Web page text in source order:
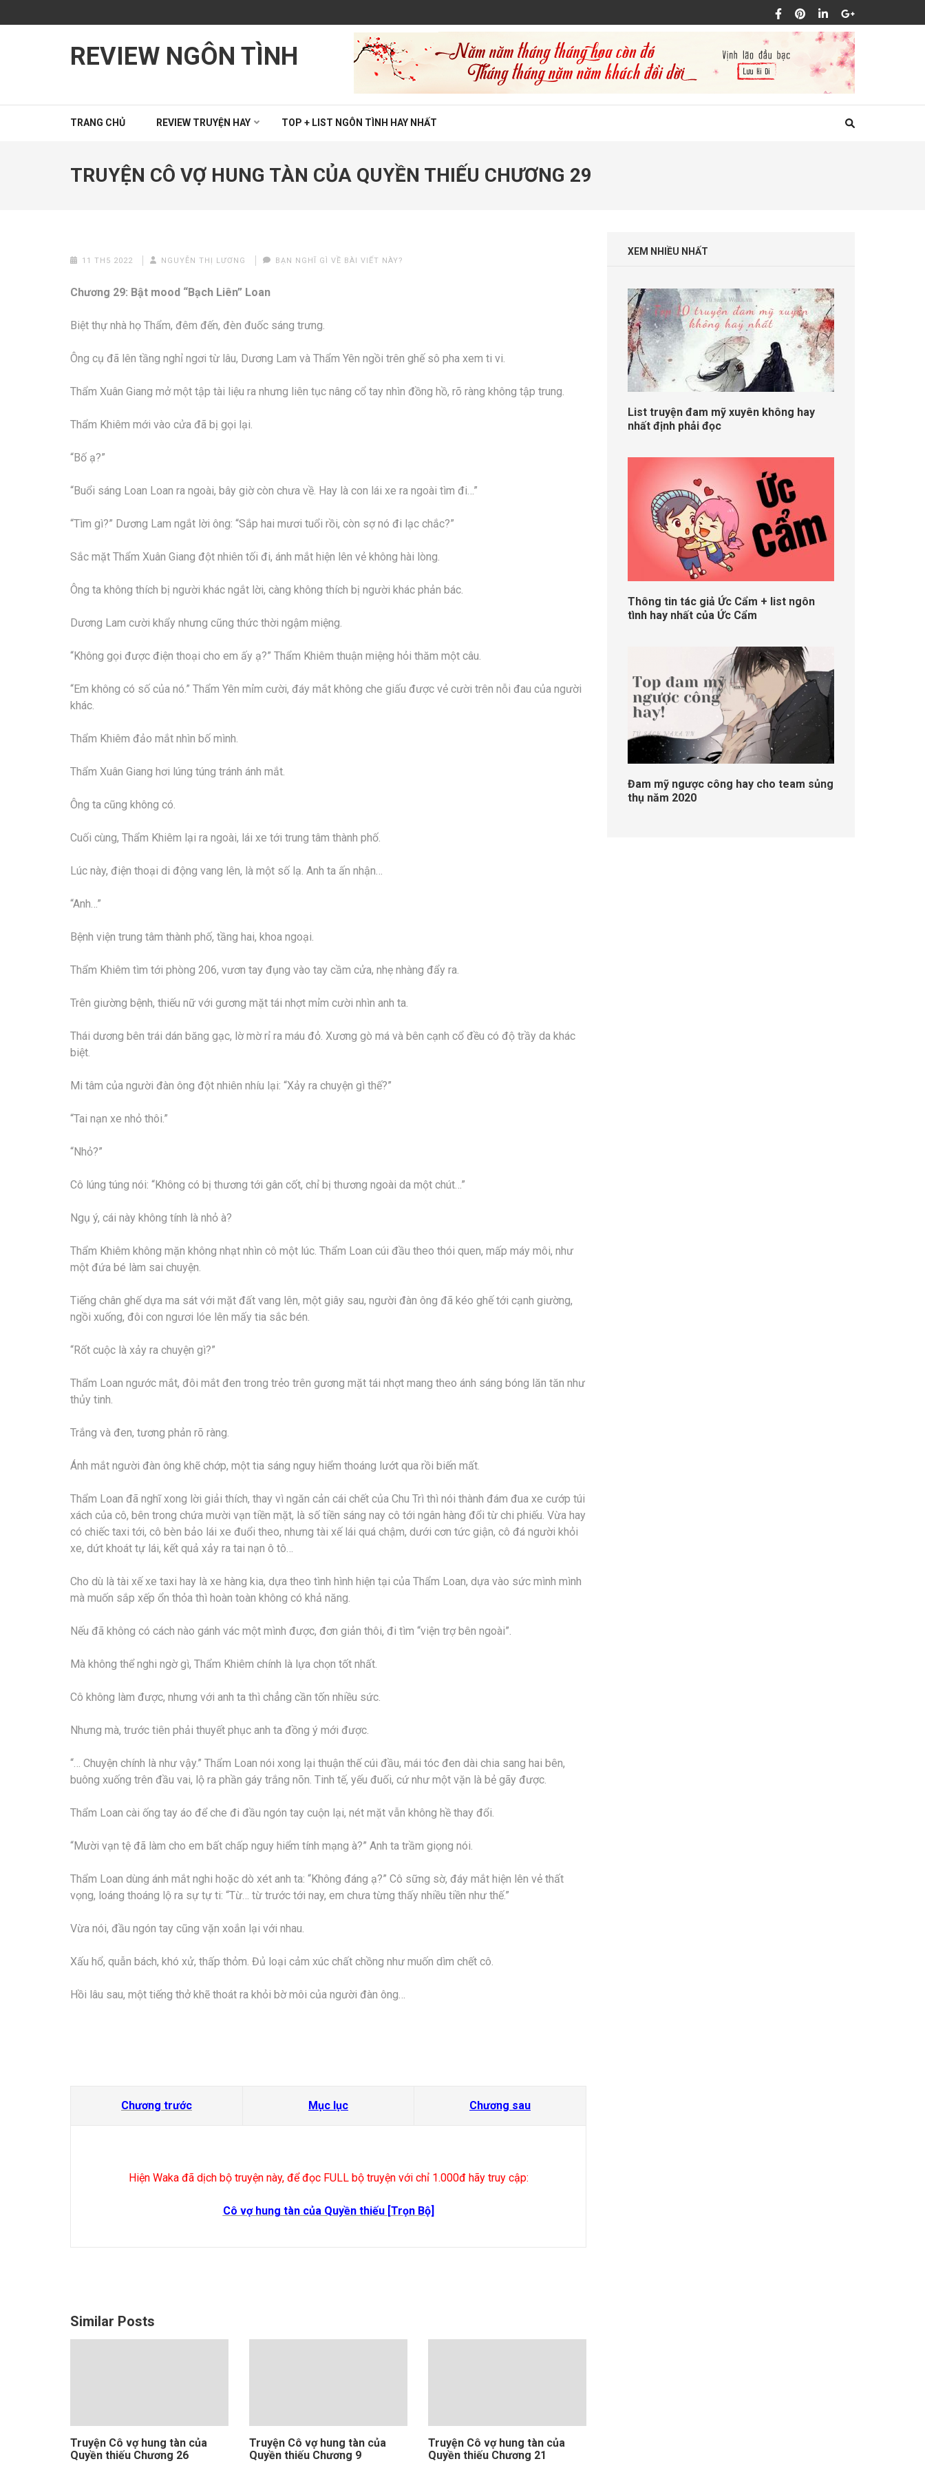
qua
(ấn
REVIEW NGÔN TÌNH
TRANG CHỦ REVIEW TRUYỆN HAY TOP + LIST NGÔN TÌNH HAY NHẤT
TRUYỆN CÔ VỢ HUNG TÀN CỦA QUYỀN THIẾU CHƯƠNG 29
11 TH5 2022 NGUYỄN THỊ LƯƠNG BẠN NGHĨ GÌ VỀ BÀI VIẾT NÀY?
Chương 29: Bật mood “Bạch Liên” Loan
Biệt thự nhà họ Thẩm, đêm đến, đèn đuốc sáng trưng.
Ông cụ đã lên tầng nghỉ ngơi từ lâu, Dương Lam và Thẩm Yên ngồi trên ghế sô pha xem ti vi.
Thẩm Xuân Giang mở một tập tài liệu ra nhưng liên tục nâng cổ tay nhìn đồng hồ, rõ ràng không tập trung.
Thẩm Khiêm mới vào cửa đã bị gọi lại.
“Bố ạ?”
“Buổi sáng Loan Loan ra ngoài, bây giờ còn chưa về. Hay là con lái xe ra ngoài tìm đi…”
“Tìm gì?” Dương Lam ngắt lời ông: “Sắp hai mươi tuổi rồi, còn sợ nó đi lạc chắc?”
Sắc mặt Thẩm Xuân Giang đột nhiên tối đi, ánh mắt hiện lên vẻ không hài lòng.
Ông ta không thích bị người khác ngắt lời, càng không thích bị người khác phản bác.
Dương Lam cười khẩy nhưng cũng thức thời ngậm miệng.
“Không gọi được điện thoại cho em ấy ạ?” Thẩm Khiêm thuận miệng hỏi thăm một câu.
“Em không có số của nó.” Thẩm Yên mỉm cười, đáy mắt không che giấu được vẻ cười trên nỗi đau của người
khác.
Thẩm Khiêm đảo mắt nhìn bố mình.
Thẩm Xuân Giang hơi lúng túng tránh ánh mắt.
Ông ta cũng không có.
Cuối cùng, Thẩm Khiêm lại ra ngoài, lái xe tới trung tâm thành phố.
Lúc này, điện thoại di động vang lên, là một số lạ. Anh ta ấn nhận…
“Anh…”
Bệnh viện trung tâm thành phố, tầng hai, khoa ngoại.
Thẩm Khiêm tìm tới phòng 206, vươn tay đụng vào tay cầm cửa, nhẹ nhàng đẩy ra.
Trên giường bệnh, thiếu nữ với gương mặt tái nhợt mỉm cười nhìn anh ta.
Thái dương bên trái dán băng gạc, lờ mờ rỉ ra máu đỏ. Xương gò má và bên cạnh cổ đều có độ trầy da khác
biệt.
Mi tâm của người đàn ông đột nhiên nhíu lại: “Xảy ra chuyện gì thế?”
“Tai nạn xe nhỏ thôi.”
“Nhỏ?”
Cô lúng túng nói: “Không có bị thương tới gân cốt, chỉ bị thương ngoài da một chút…”
Ngụ ý, cái này không tính là nhỏ à?
Thẩm Khiêm không mặn không nhạt nhìn cô một lúc. Thẩm Loan cúi đầu theo thói quen, mấp máy môi, như
một đứa bé làm sai chuyện.
Tiếng chân ghế dựa ma sát với mặt đất vang lên, một giây sau, người đàn ông đã kéo ghế tới cạnh giường,
ngồi xuống, đôi con ngươi lóe lên mấy tia sắc bén.
“Rốt cuộc là xảy ra chuyện gì?”
Thẩm Loan ngước mắt, đôi mắt đen trong trẻo trên gương mặt tái nhợt mang theo ánh sáng bóng lăn tăn như
thủy tinh.
Trắng và đen, tương phản rõ ràng.
Ánh mắt người đàn ông khẽ chớp, một tia sáng nguy hiểm thoáng lướt qua rồi biến mất.
Thẩm Loan đã nghĩ xong lời giải thích, thay vì ngăn cản cái chết của Chu Trì thì nói thành đám đua xe cướp túi
xách của cô, bên trong chứa mười vạn tiền mặt, là số tiền sáng nay cô tới ngân hàng đổi từ chi phiếu. Vừa hay
có chiếc taxi tới, cô bèn bảo lái xe đuổi theo, nhưng tài xế lái quá chậm, dưới cơn tức giận, cô đá người khỏi
xe, dứt khoát tự lái, kết quả xảy ra tai nạn ô tô…
Cho dù là tài xế xe taxi hay là xe hàng kia, dựa theo tình hình hiện tại của Thẩm Loan, dựa vào sức mình mình
mà muốn sắp xếp ổn thỏa thì hoàn toàn không có khả năng.
Nếu đã không có cách nào gánh vác một mình được, đơn giản thôi, đi tìm “viện trợ bên ngoài”.
Mà không thể nghi ngờ gì, Thẩm Khiêm chính là lựa chọn tốt nhất.
Cô không làm được, nhưng với anh ta thì chẳng cần tốn nhiều sức.
Nhưng mà, trước tiên phải thuyết phục anh ta đồng ý mới được.
“… Chuyện chính là như vậy.” Thẩm Loan nói xong lại thuận thế cúi đầu, mái tóc đen dài chia sang hai bên,
buông xuống trên đầu vai, lộ ra phần gáy trắng nõn. Tinh tế, yếu đuối, cứ như một vặn là bẻ gãy được.
Thẩm Loan cài ống tay áo để che đi đầu ngón tay cuộn lại, nét mặt vẫn không hề thay đổi.
“Mười vạn tệ đã làm cho em bất chấp nguy hiểm tính mạng à?” Anh ta trầm giọng nói.
Thẩm Loan dùng ánh mắt nghi hoặc dò xét anh ta: “Không đáng ạ?” Cô sững sờ, đáy mắt hiện lên vẻ thất
vọng, loáng thoáng lộ ra sự tự ti: “Từ… từ trước tới nay, em chưa từng thấy nhiều tiền như thế.”
Vừa nói, đầu ngón tay cũng vặn xoắn lại với nhau.
Xấu hổ, quẫn bách, khó xử, thấp thỏm. Đủ loại cảm xúc chất chồng như muốn dìm chết cô.
Hồi lâu sau, một tiếng thở khẽ thoát ra khỏi bờ môi của người đàn ông…
Chương trước Mục lục Chương sau
Hiện Waka đã dịch bộ truyện này, để đọc FULL bộ truyện với chỉ 1.000đ hãy truy cập:
Cô vợ hung tàn của Quyền thiếu [Trọn Bộ]
Similar Posts
Truyện Cô vợ hung tàn của
Quyền thiếu Chương 26
Truyện Cô vợ hung tàn của
Quyền thiếu Chương 9
Truyện Cô vợ hung tàn của
Quyền thiếu Chương 21
XEM NHIỀU NHẤT
List truyện đam mỹ xuyên không hay
nhất định phải đọc
Thông tin tác giả Ức Cẩm + list ngôn
tình hay nhất của Ức Cẩm
Đam mỹ ngược công hay cho team sủng
thụ năm 2020